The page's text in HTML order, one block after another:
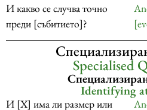
И какво се случва точно
преди [събитието]?
Specialised
Identifying
И [X] има ли размер или